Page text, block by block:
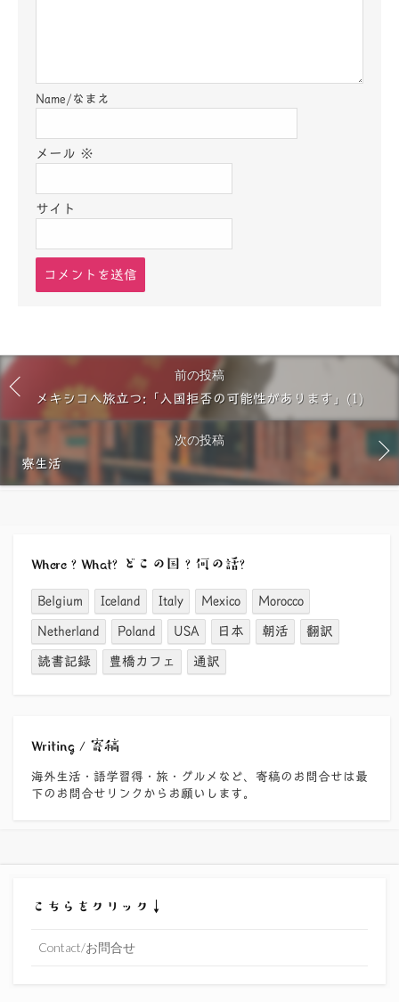
メール ※
サイト
る
前の投稿
メキシコへ旅立つ:「入国拒否の可能性があります」(1)
次の投稿
寮生活
Where ? What? どこの国 ? 何の話?
Belgium Iceland Italy Mexico Morocco
Netherland Poland USA 日本 朝活 翻訳
読書記録 豊橋カフェ 通訳
Writing / 寄稿
海外生活・語学習得・旅・グルメなど、寄稿のお問合せは最
下のお問合せリンクからお願いします。
こちらをクリック↓
Contact/お問合せ